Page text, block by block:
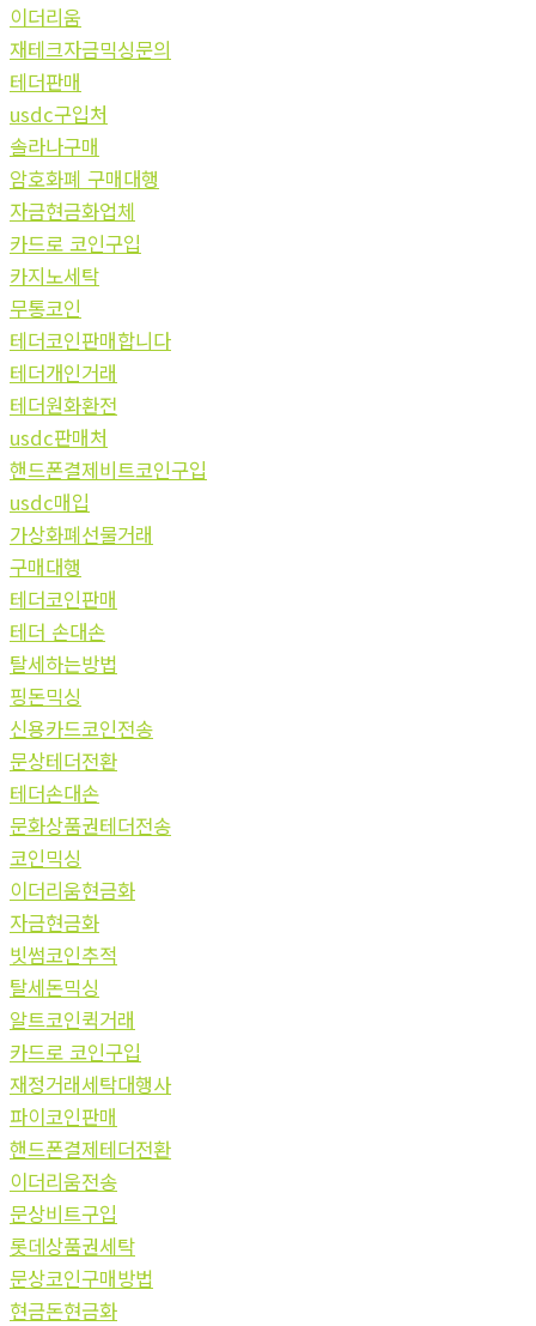
이더리움
재테크자금믹싱문의
테더판매
usdc구입처
솔라나구매
암호화폐 구매대행
자금현금화업체
카드로 코인구입
카지노세탁
무통코인
테더코인판매합니다
테더개인거래
테더원화환전
usdc판매처
핸드폰결제비트코인구입
usdc매입
가상화폐선물거래
구매대행
테더코인판매
테더 손대손
탈세하는방법
핑돈믹싱
신용카드코인전송
문상테더전환
테더손대손
문화상품권테더전송
코인믹싱
이더리움현금화
자금현금화
빗썸코인추적
탈세돈믹싱
알트코인퀵거래
카드로 코인구입
재정거래세탁대행사
파이코인판매
핸드폰결제테더전환
이더리움전송
문상비트구입
롯데상품권세탁
문상코인구매방법
현금돈현금화